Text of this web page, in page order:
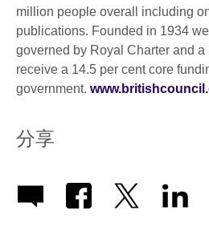
million people overall including
publications. Founded in 1934
governed by Royal Charter and
receive a 14.5 per cent core
government.
分享